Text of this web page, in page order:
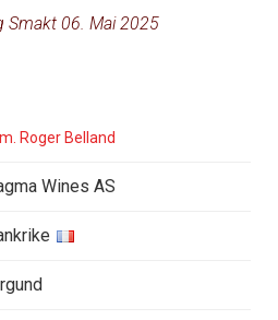
Smakt 06. Mai 2025
Roger Belland
Wines AS